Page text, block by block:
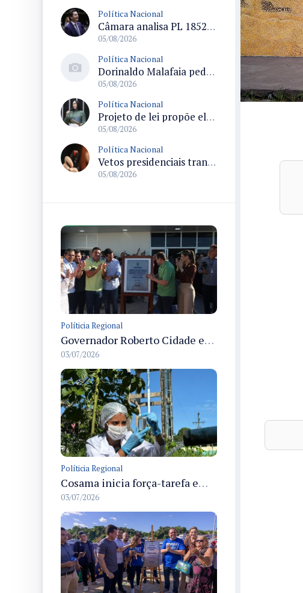
Política Nacional
Câmara analisa PL 1852/26 que institui Política Nacional de Gestão de Desempenho e Eficiência para servidores públicos
05/08/2026
Política Nacional
Dorinaldo Malafaia pede vacinação ativa ao Ministério da Saúde para reverter queda na cobertura vacinal no Brasil
05/08/2026
Política Nacional
Projeto de lei propõe elevar para R$ 250 mil limite de isenção do IPI para pessoas com deficiência e autismo
05/08/2026
Política Nacional
Vetos presidenciais trancam a pauta do Congresso com 87 itens pendentes e incluem trechos do Orçamento de 2026
05/08/2026
Políticia Regional
Governador Roberto Cidade entrega readequação do ambulatório da FCecon e amplia capacidade de atendimento oncológico em Manaus
03/07/2026
Políticia Regional
Cosama inicia força-tarefa em Anamã para fortalecer abastecimento de água e segurança hídrica da população
03/07/2026